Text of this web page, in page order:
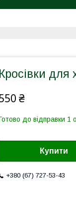
Кросівки для
₴
до відправки 1
Купити
+380 (67) 727-53-43